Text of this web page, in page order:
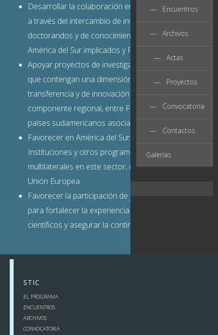
— Encuentros
— Archivos
— Actas
— Proyectos
— Convocatoria
— Contactos
Galerías
Desarrollar la colaboración en el ámbito de las TIC’s
a través del intercambio de investigadores, de
doctorandos y de conocimientos entre los países de
América del Sur implicados y Francia.
Apoyar proyectos de investigación básica y aplicada
que contengan una dimensión potencial de
transferencia y de innovación tecnológica, con
componente regional, entre Francia y al menos dos
países sudamericanos asociados.
Favorecer en América del Sur las sinergias con las
Instituciones y otros programas regionales y
multilaterales en este sector, en particular con la
Unión Europea.
Favorecer la participación de jóvenes investigadores
para fortalecer la experiencia de los futuros actores
científicos y asegurar la continuidad de las redes.
STIC
EL PROGRAMA
ENCUENTROS
ARCHIVOS
CONVOCATORIA